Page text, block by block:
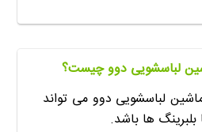
لباسشویی دوو چیست؟
لباسشویی دوو می تواند
بلبرینگ ها باشد.